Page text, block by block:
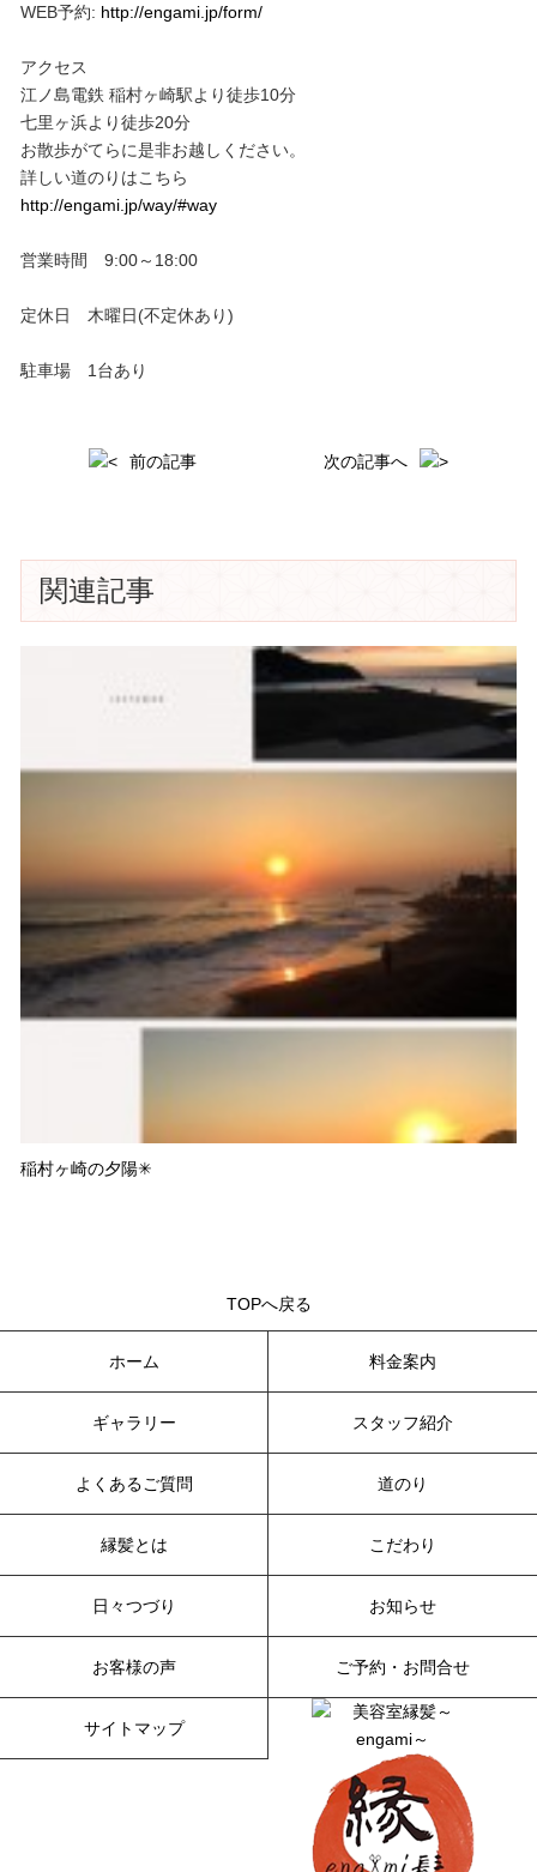
WEB予約: http://engami.jp/form/
アクセス
江ノ島電鉄 稲村ヶ崎駅より徒歩10分
七里ヶ浜より徒歩20分
お散歩がてらに是非お越しください。
詳しい道のりはこちら
http://engami.jp/way/#way
営業時間 9:00～18:00
定休日 木曜日(不定休あり)
駐車場 1台あり
前の記事 次の記事へ
関連記事
稲村ヶ崎の夕陽✳︎
TOPへ戻る
ホーム 料金案内
ギャラリー スタッフ紹介
よくあるご質問 道のり
縁髪とは こだわり
日々つづり お知らせ
お客様の声 ご予約・お問合せ
サイトマップ